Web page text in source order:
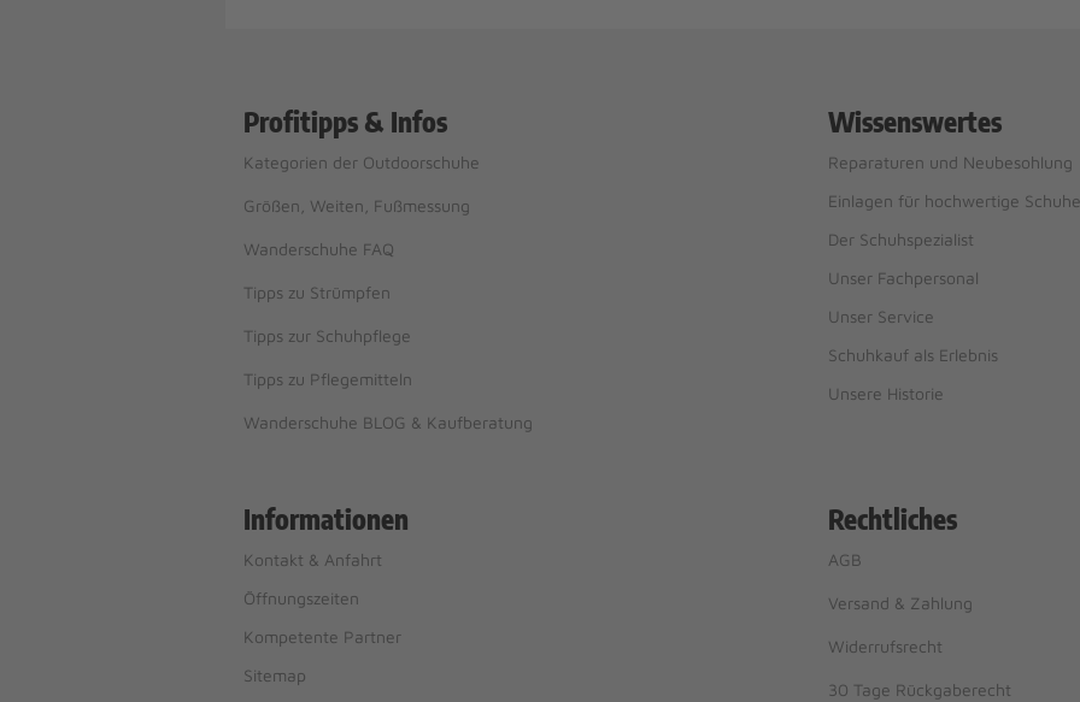
Profitipps & Infos
Kategorien der Outdoorschuhe
Größen, Weiten, Fußmessung
Wanderschuhe FAQ
Tipps zu Strümpfen
Tipps zur Schuhpflege
Tipps zu Pflegemitteln
Wanderschuhe BLOG & Kaufberatung
Wissenswertes
Reparaturen und Neubesohlung
Einlagen für hochwertige Schuhe
Der Schuhspezialist
Unser Fachpersonal
Unser Service
Schuhkauf als Erlebnis
Unsere Historie
Informationen
Kontakt & Anfahrt
Öffnungszeiten
Kompetente Partner
Sitemap
Rechtliches
AGB
Versand & Zahlung
Widerrufsrecht
30 Tage Rückgaberecht